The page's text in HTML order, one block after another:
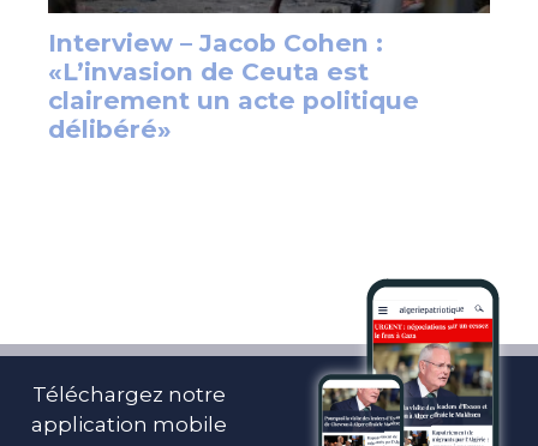
Téléchargez notre
application mobile